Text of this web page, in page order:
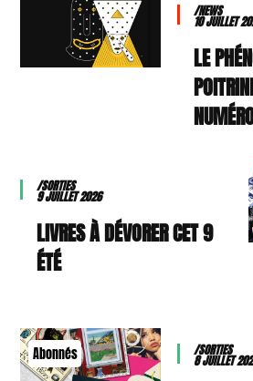
/NEWS
10 JUILLET
LE
/SORTIES
9 JUILLET 2026
9 LIVRES À DÉVORER CET
ÉTÉ
Abonnés /SORTIES
8 JUILLET